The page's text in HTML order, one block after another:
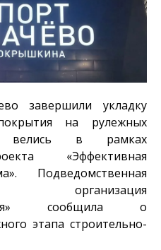
завершили укладку
на рулежных
велись в рамках
«Эффективная
Подведомственная
сообщила о
этапа строительно-